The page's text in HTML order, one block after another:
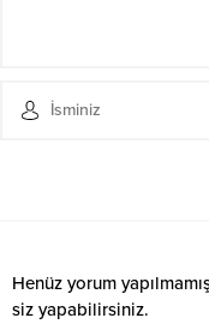
Henüz yorum
siz yapabilirsiniz.